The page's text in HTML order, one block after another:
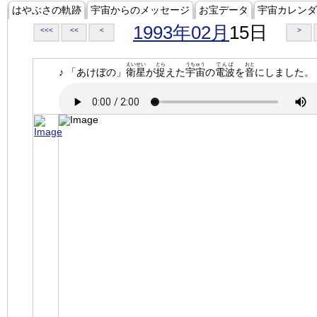
はやぶさの軌跡 宇宙からのメッセージ お宝データ 宇宙カレン
<<< << < 1993年02月 15日 >
♪ 「あけぼの」 衛星
えいせい
が捉
とら
えた宇宙
うちゅう
の電波
でんぱ
を音
おと
にしました。